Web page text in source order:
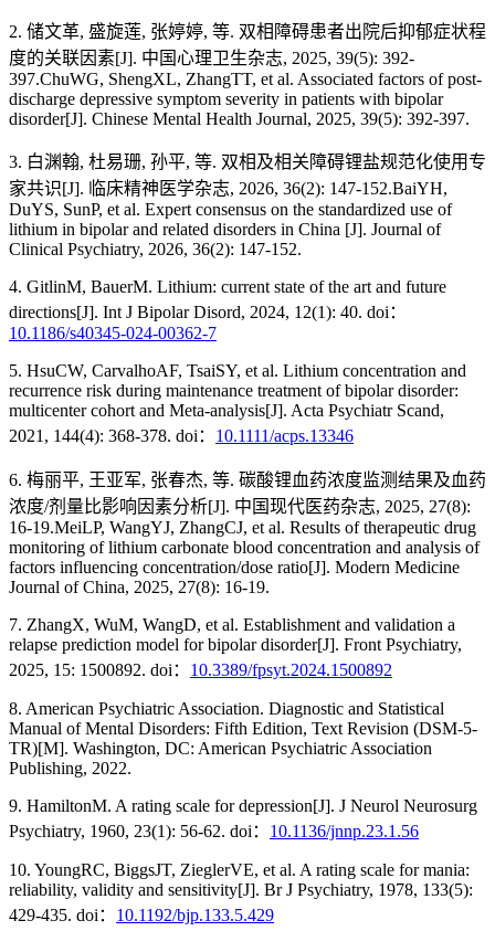
2. 储文革, 盛旋莲, 张婷婷, 等. 双相障碍患者出院后抑郁症状程
度的关联因素[J]. 中国心理卫生杂志, 2025, 39(5): 392-
397.ChuWG, ShengXL, ZhangTT, et al. Associated factors of post-
discharge depressive symptom severity in patients with bipolar
disorder[J]. Chinese Mental Health Journal, 2025, 39(5): 392-397.
3. 白渊翰, 杜易珊, 孙平, 等. 双相及相关障碍锂盐规范化使用专
家共识[J]. 临床精神医学杂志, 2026, 36(2): 147-152.BaiYH,
DuYS, SunP, et al. Expert consensus on the standardized use of
lithium in bipolar and related disorders in China [J]. Journal of
Clinical Psychiatry, 2026, 36(2): 147-152.
4. GitlinM, BauerM. Lithium: current state of the art and future
directions[J]. Int J Bipolar Disord, 2024, 12(1): 40. doi：
10.1186/s40345-024-00362-7
5. HsuCW, CarvalhoAF, TsaiSY, et al. Lithium concentration and
recurrence risk during maintenance treatment of bipolar disorder:
multicenter cohort and Meta-analysis[J]. Acta Psychiatr Scand,
2021, 144(4): 368-378. doi： 10.1111/acps.13346
6. 梅丽平, 王亚军, 张春杰, 等. 碳酸锂血药浓度监测结果及血药
浓度/剂量比影响因素分析[J]. 中国现代医药杂志, 2025, 27(8):
16-19.MeiLP, WangYJ, ZhangCJ, et al. Results of therapeutic drug
monitoring of lithium carbonate blood concentration and analysis of
factors influencing concentration/dose ratio[J]. Modern Medicine
Journal of China, 2025, 27(8): 16-19.
7. ZhangX, WuM, WangD, et al. Establishment and validation a
relapse prediction model for bipolar disorder[J]. Front Psychiatry,
2025, 15: 1500892. doi： 10.3389/fpsyt.2024.1500892
8. American Psychiatric Association. Diagnostic and Statistical
Manual of Mental Disorders: Fifth Edition, Text Revision (DSM-5-
TR)[M]. Washington, DC: American Psychiatric Association
Publishing, 2022.
9. HamiltonM. A rating scale for depression[J]. J Neurol Neurosurg
Psychiatry, 1960, 23(1): 56-62. doi： 10.1136/jnnp.23.1.56
10. YoungRC, BiggsJT, ZieglerVE, et al. A rating scale for mania:
reliability, validity and sensitivity[J]. Br J Psychiatry, 1978, 133(5):
429-435. doi： 10.1192/bjp.133.5.429